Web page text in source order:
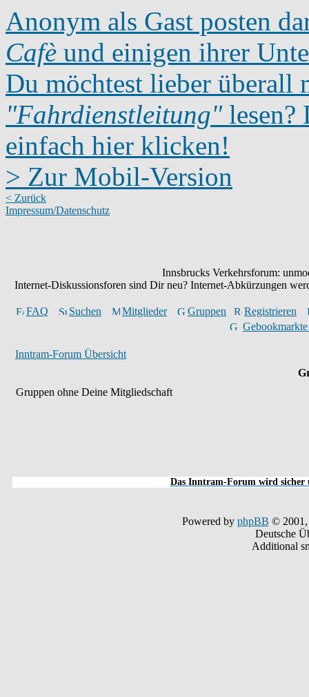
Anonym als Gast posten
Cafè und einigen ihrer
Du möchtest lieber überall
"Fahrdienstleitung"lesen?
einfach hier klicken!
> Zur Mobil-Version
< Zurück
Impressum/Datenschutz
Innsbrucks Verkehrsforum:
Internet-Diskussionsforen sind Dir neu? Internet-Abkürzungen
FAQ Suchen Mitglieder Gruppen
Registrieren
Inntram-Forum Übersicht
Gruppen ohne Deine Mitgliedschaft
Das Inntram-Forum wird sicher
Powered by phpBB © 2001,
Deutsche
Additional